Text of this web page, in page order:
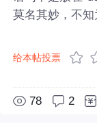
莫名其妙，不
给本帖投票
78 2